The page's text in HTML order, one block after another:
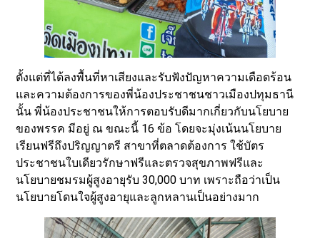
ตั้งแต่ที่ได้ลงพื้นที่หาเสียงและรับฟังปัญหาความเดือดร้อน
และความต้องการของพี่น้องประชาชนชาวเมืองปทุมธานี
นั้น พี่น้องประชาชนให้การตอบรับดีมากเกี่ยวกับนโยบาย
ของพรรค มีอยู่ ณ ขณะนี้ 16 ข้อ โดยจะมุ่งเน้นนโยบาย
เรียนฟรีถึงปริญญาตรี สาขาที่ตลาดต้องการ ใช้บัตร
ประชาชนใบเดียวรักษาฟรีและตรวจสุขภาพฟรีและ
นโยบายชมรมผู้สูงอายุรับ 30,000 บาท เพราะถือว่าเป็น
นโยบายโดนใจผู้สูงอายุและลูกหลานเป็นอย่างมาก